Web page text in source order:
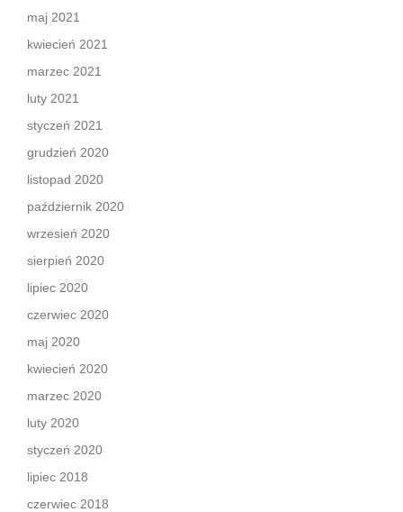
maj 2021
kwiecień 2021
marzec 2021
luty 2021
styczeń 2021
grudzień 2020
listopad 2020
październik 2020
wrzesień 2020
sierpień 2020
lipiec 2020
czerwiec 2020
maj 2020
kwiecień 2020
marzec 2020
luty 2020
styczeń 2020
lipiec 2018
czerwiec 2018